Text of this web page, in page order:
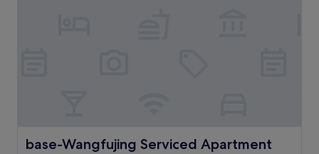
base-Wangfujing Serviced Apartment
base-Wangfujing Serviced Apartment